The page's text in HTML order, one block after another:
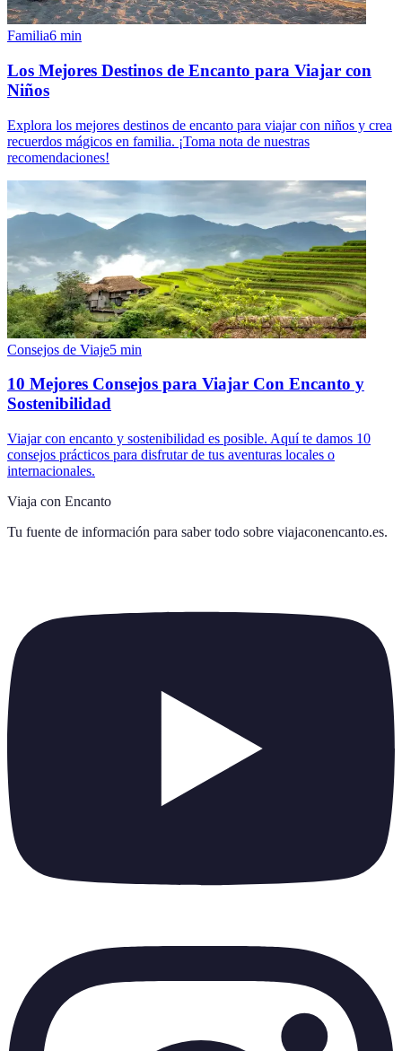
Familia6 min
Los Mejores Destinos de Encanto para Viajar con
Niños
Explora los mejores destinos de encanto para viajar con niños y crea
recuerdos mágicos en familia. ¡Toma nota de nuestras
recomendaciones!
Consejos de Viaje5 min
10 Mejores Consejos para Viajar Con Encanto y
Sostenibilidad
Viajar con encanto y sostenibilidad es posible. Aquí te damos 10
consejos prácticos para disfrutar de tus aventuras locales o
internacionales.
Viaja con Encanto
Tu fuente de información para saber todo sobre viajaconencanto.es.